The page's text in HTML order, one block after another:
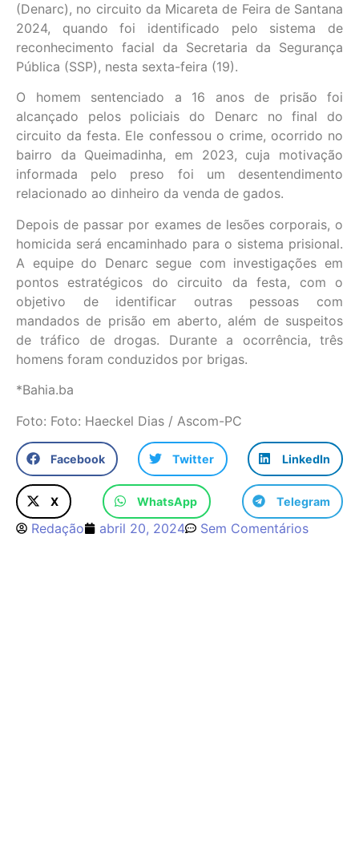
(Denarc), no circuito da Micareta de Feira de Santana
2024, quando foi identificado pelo sistema de
reconhecimento facial da Secretaria da Segurança
Pública (SSP), nesta sexta-feira (19).
O homem sentenciado a 16 anos de prisão foi
alcançado pelos policiais do Denarc no final do
circuito da festa. Ele confessou o crime, ocorrido no
bairro da Queimadinha, em 2023, cuja motivação
informada pelo preso foi um desentendimento
relacionado ao dinheiro da venda de gados.
Depois de passar por exames de lesões corporais, o
homicida será encaminhado para o sistema prisional.
A equipe do Denarc segue com investigações em
pontos estratégicos do circuito da festa, com o
objetivo de identificar outras pessoas com
mandados de prisão em aberto, além de suspeitos
de tráfico de drogas. Durante a ocorrência, três
homens foram conduzidos por brigas.
*Bahia.ba
Foto: Foto: Haeckel Dias / Ascom-PC
Facebook Twitter LinkedIn
X WhatsApp Telegram
Redação abril 20, 2024 Sem Comentários